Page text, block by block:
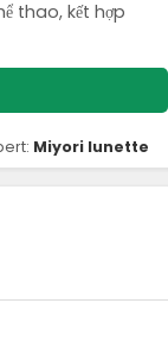
thao, kết hợp
Miyori lunette